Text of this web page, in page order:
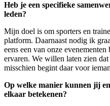
Heb je een specifieke
leden?
Mijn doel is om sporters en
platform. Daarnaast nodig ik
eens een van onze
ervaren. We willen laten zien
misschien begint daar voor
Op welke manier kunnen jij
elkaar betekenen?